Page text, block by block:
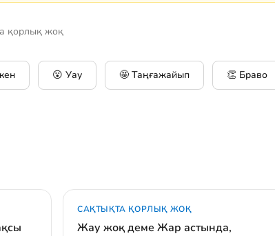
қорлық жоқ
😮 Уау 🤩 Таңғажайып 👏 Браво
САҚТЫҚТА ҚОРЛЫҚ ЖОҚ
Жау жоқ деме Жар астында,